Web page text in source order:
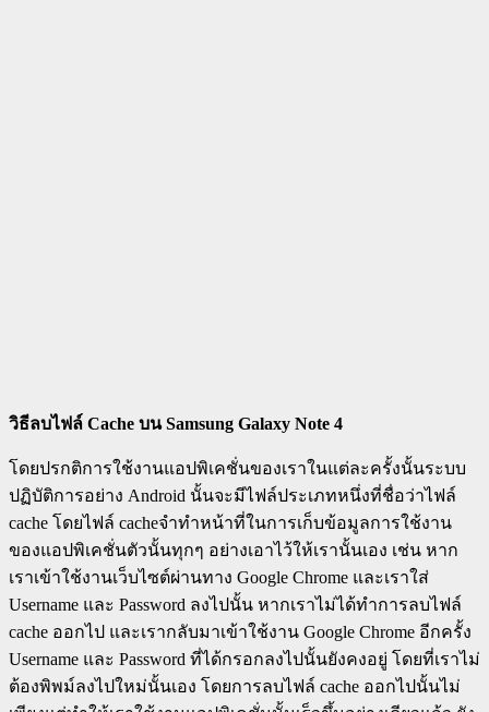
วิธีลบไฟล์ Cache บน Samsung Galaxy Note 4
โดยปรกติการใช้งานแอปพิเคชั่นของเราในแต่ละครั้งนั้นระบบ
ปฏิบัติการอย่าง Android นั้นจะมีไฟล์ประเภทหนึ่งที่ชื่อว่าไฟล์
cache โดยไฟล์ cacheจำทำหน้าที่ในการเก็บข้อมูลการใช้งาน
ของแอปพิเคชั่นตัวนั้นทุกๆ อย่างเอาไว้ให้เรานั้นเอง เช่น หาก
เราเข้าใช้งานเว็บไซต์ผ่านทาง Google Chrome และเราใส่
Username และ Password ลงไปนั้น หากเราไม่ได้ทำการลบไฟล์
cache ออกไป และเรากลับมาเข้าใช้งาน Google Chrome อีกครั้ง
Username และ Password ที่ได้กรอกลงไปนั้นยังคงอยู่ โดยที่เราไม่
ต้องพิพม์ลงไปใหม่นั้นเอง โดยการลบไฟล์ cache ออกไปนั้นไม่